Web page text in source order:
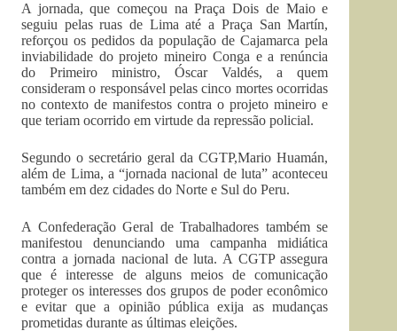
A jornada, que começou na Praça Dois de Maio e
seguiu pelas ruas de Lima até a Praça San Martín,
reforçou os pedidos da população de Cajamarca pela
inviabilidade do projeto mineiro Conga e a renúncia
do Primeiro ministro, Óscar Valdés, a quem
consideram o responsável pelas cinco mortes ocorridas
no contexto de manifestos contra o projeto mineiro e
que teriam ocorrido em virtude da repressão policial.
Segundo o secretário geral da CGTP,Mario Huamán,
além de Lima, a “jornada nacional de luta” aconteceu
também em dez cidades do Norte e Sul do Peru.
A Confederação Geral de Trabalhadores também se
manifestou denunciando uma campanha midiática
contra a jornada nacional de luta. A CGTP assegura
que é interesse de alguns meios de comunicação
proteger os interesses dos grupos de poder econômico
e evitar que a opinião pública exija as mudanças
prometidas durante as últimas eleições.